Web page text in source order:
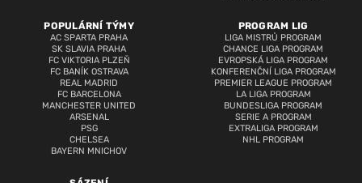
POPULÁRNÍ TÝMY
AC SPARTA PRAHA
SK SLAVIA PRAHA
FC VIKTORIA PLZEŇ
FC BANÍK OSTRAVA
REAL MADRID
FC BARCELONA
MANCHESTER UNITED
ARSENAL
PSG
CHELSEA
BAYERN MNICHOV
PROGRAM LIG
LIGA MISTRŮ PROGRAM
CHANCE LIGA PROGRAM
EVROPSKÁ LIGA PROGRAM
KONFERENČNÍ LIGA PROGRAM
PREMIER LEAGUE PROGRAM
LA LIGA PROGRAM
BUNDESLIGA PROGRAM
SERIE A PROGRAM
EXTRALIGA PROGRAM
NHL PROGRAM